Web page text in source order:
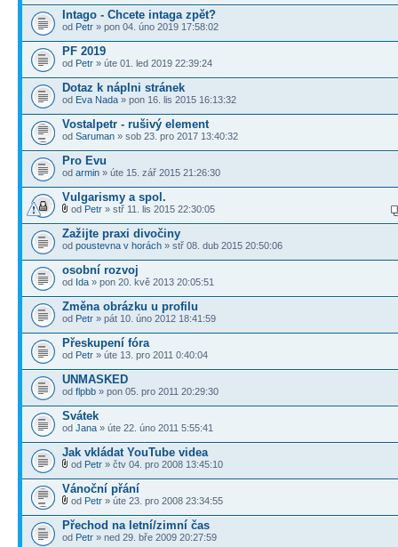
Intago - Chcete intaga zpět?
od Petr » pon 04. úno 2019 17:58:02
PF 2019
od Petr » úte 01. led 2019 22:39:24
Dotaz k náplni stránek
od Eva Nada » pon 16. lis 2015 16:13:32
Vostalpetr - rušivý element
od Saruman » sob 23. pro 2017 13:40:32
Pro Evu
od armin » úte 15. zář 2015 21:26:30
Vulgarismy a spol.
od Petr » stř 11. lis 2015 22:30:05
Zažijte praxi divočiny
od poustevna v horách » stř 08. dub 2015 20:50:06
osobní rozvoj
od Ida » pon 20. kvě 2013 20:05:51
Změna obrázku u profilu
od Petr » pát 10. úno 2012 18:41:59
Přeskupení fóra
od Petr » úte 13. pro 2011 0:40:04
UNMASKED
od flpbb » pon 05. pro 2011 20:29:30
Svátek
od Jana » úte 22. úno 2011 5:55:41
Jak vkládat YouTube videa
od Petr » čtv 04. pro 2008 13:45:10
Vánoční přání
od Petr » úte 23. pro 2008 23:34:55
Přechod na letní/zimní čas
od Petr » ned 29. bře 2009 20:27:59